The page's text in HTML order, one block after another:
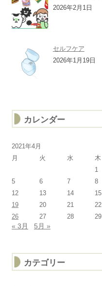
2026年2月1日
セルフケア
2026年1月19日
カレンダー
2021年4月
月
火 水 木
1
5
6 7 8
12
13 14 15
19
20 21 22
26
27 28 29
« 3月 5月 »
カテゴリー